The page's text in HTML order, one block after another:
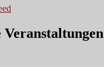
Veranstaltungen